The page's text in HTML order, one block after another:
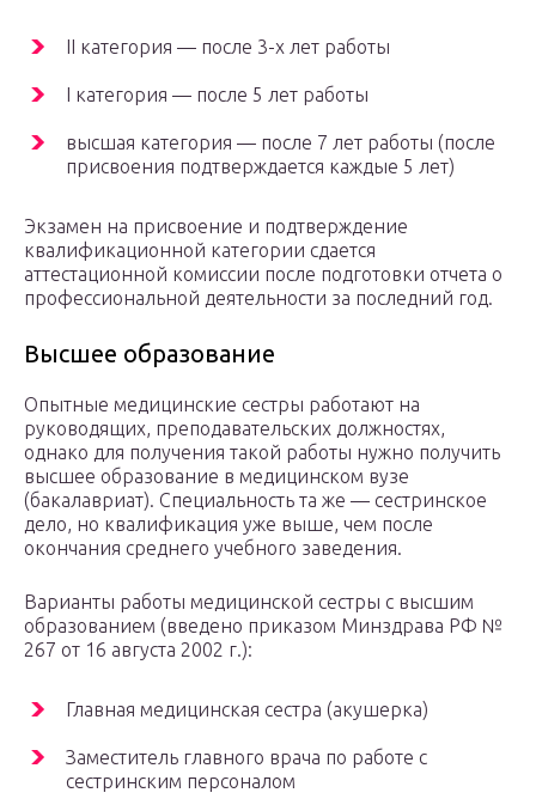
II категория — после 3-х лет работы
I категория — после 5 лет работы
высшая категория — после 7 лет работы (после
присвоения подтверждается каждые 5 лет)
Экзамен на присвоение и подтверждение
квалификационной категории сдается
аттестационной комиссии после подготовки отчета о
профессиональной деятельности за последний год.
Высшее образование
Опытные медицинские сестры работают на
руководящих, преподавательских должностях,
однако для получения такой работы нужно получить
высшее образование в медицинском вузе
(бакалавриат). Специальность та же — сестринское
дело, но квалификация уже выше, чем после
окончания среднего учебного заведения.
Варианты работы медицинской сестры с высшим
образованием (введено приказом Минздрава РФ №
267 от 16 августа 2002 г.):
Главная медицинская сестра (акушерка)
Заместитель главного врача по работе с
сестринским персоналом